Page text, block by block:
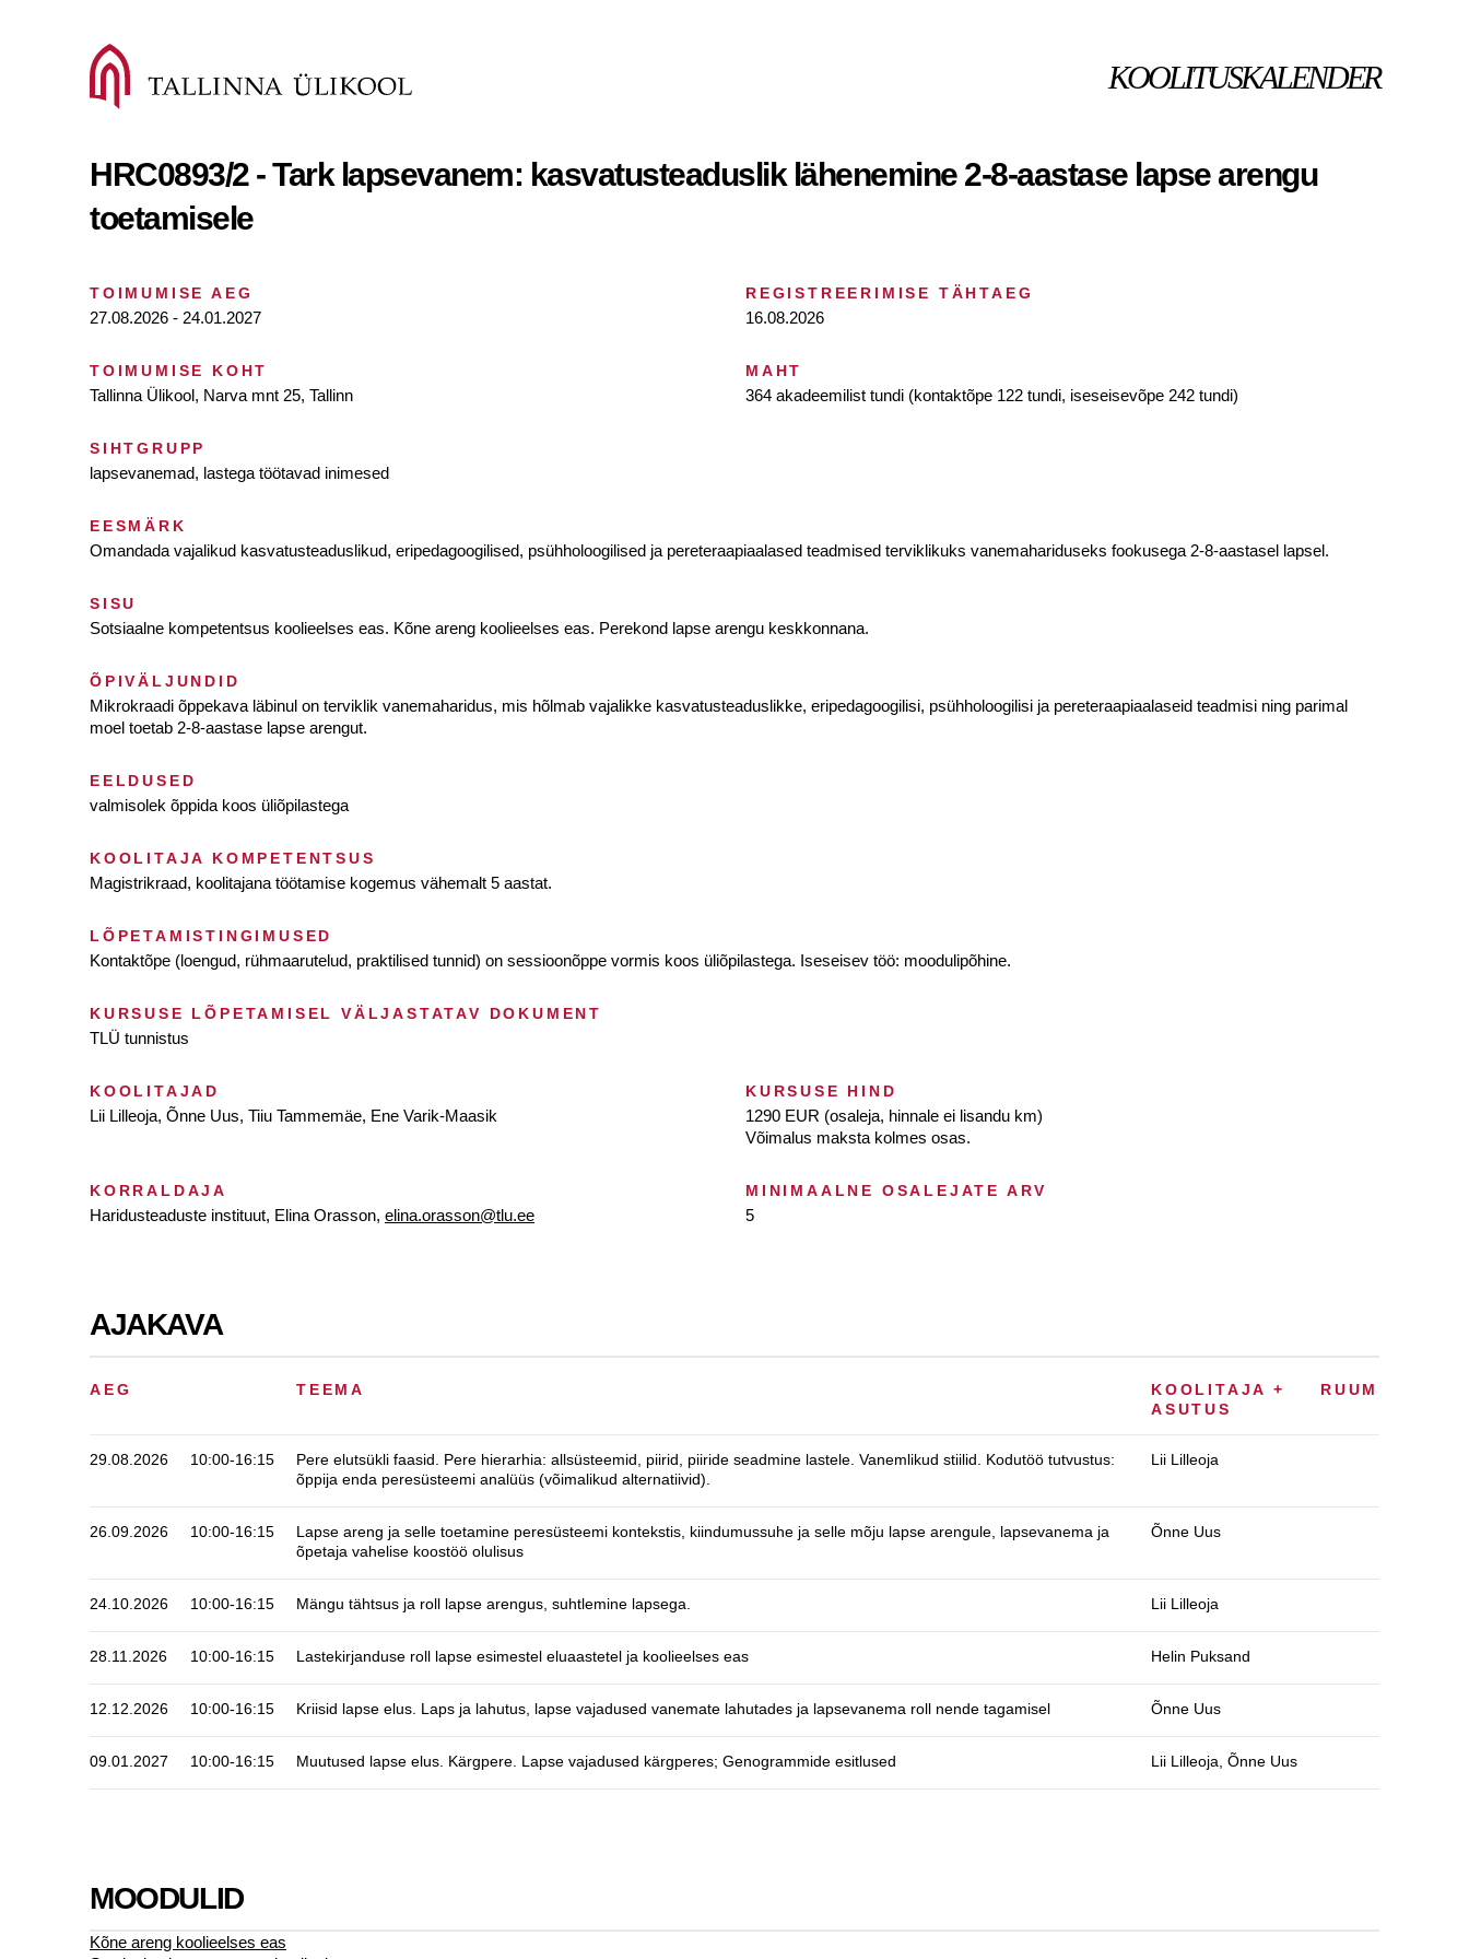
KOOLITUSKALENDER
HRC0893/2 - Tark lapsevanem: kasvatusteaduslik lähenemine 2-8-aastase lapse arengu
toetamisele
TOIMUMISE AEG
27.08.2026 - 24.01.2027
REGISTREERIMISE TÄHTAEG
16.08.2026
TOIMUMISE KOHT
Tallinna Ülikool, Narva mnt 25, Tallinn
MAHT
364 akadeemilist tundi (kontaktõpe 122 tundi, iseseisevõpe 242 tundi)
SIHTGRUPP
lapsevanemad, lastega töötavad inimesed
EESMÄRK
Omandada vajalikud kasvatusteaduslikud, eripedagoogilised, psühholoogilised ja pereteraapiaalased teadmised terviklikuks vanemahariduseks fookusega 2-8-aastasel lapsel.
SISU
Sotsiaalne kompetentsus koolieelses eas. Kõne areng koolieelses eas. Perekond lapse arengu keskkonnana.
ÕPIVÄLJUNDID
Mikrokraadi õppekava läbinul on terviklik vanemaharidus, mis hõlmab vajalikke kasvatusteaduslikke, eripedagoogilisi, psühholoogilisi ja pereteraapiaalaseid teadmisi ning parimal
moel toetab 2-8-aastase lapse arengut.
EELDUSED
valmisolek õppida koos üliõpilastega
KOOLITAJA KOMPETENTSUS
Magistrikraad, koolitajana töötamise kogemus vähemalt 5 aastat.
LÕPETAMISTINGIMUSED
Kontaktõpe (loengud, rühmaarutelud, praktilised tunnid) on sessioonõppe vormis koos üliõpilastega. Iseseisev töö: moodulipõhine.
KURSUSE LÕPETAMISEL VÄLJASTATAV DOKUMENT
TLÜ tunnistus
KOOLITAJAD
Lii Lilleoja, Õnne Uus, Tiiu Tammemäe, Ene Varik-Maasik
KURSUSE HIND
1290 EUR (osaleja, hinnale ei lisandu km)
Võimalus maksta kolmes osas.
KORRALDAJA
Haridusteaduste instituut, Elina Orasson, elina.orasson@tlu.ee
MINIMAALNE OSALEJATE ARV
5
AJAKAVA
AEG TEEMA
KOOLITAJA +
ASUTUS
RUUM
29.08.2026 10:00-16:15
Pere elutsükli faasid. Pere hierarhia: allsüsteemid, piirid, piiride seadmine lastele. Vanemlikud stiilid. Kodutöö tutvustus:
õppija enda peresüsteemi analüüs (võimalikud alternatiivid).
Lii Lilleoja
26.09.2026 10:00-16:15
Lapse areng ja selle toetamine peresüsteemi kontekstis, kiindumussuhe ja selle mõju lapse arengule, lapsevanema ja
õpetaja vahelise koostöö olulisus
Õnne Uus
24.10.2026 10:00-16:15 Mängu tähtsus ja roll lapse arengus, suhtlemine lapsega. Lii Lilleoja
28.11.2026 10:00-16:15 Lastekirjanduse roll lapse esimestel eluaastetel ja koolieelses eas Helin Puksand
12.12.2026 10:00-16:15 Kriisid lapse elus. Laps ja lahutus, lapse vajadused vanemate lahutades ja lapsevanema roll nende tagamisel Õnne Uus
09.01.2027 10:00-16:15 Muutused lapse elus. Kärgpere. Lapse vajadused kärgperes; Genogrammide esitlused Lii Lilleoja, Õnne Uus
MOODULID
Kõne areng koolieelses eas